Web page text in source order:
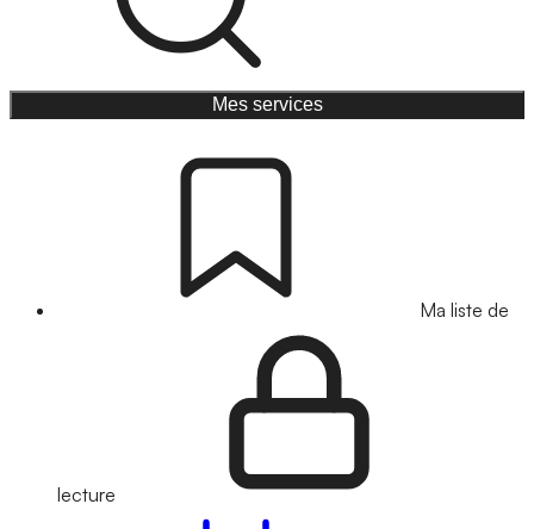
Mes services
Ma liste de
lecture